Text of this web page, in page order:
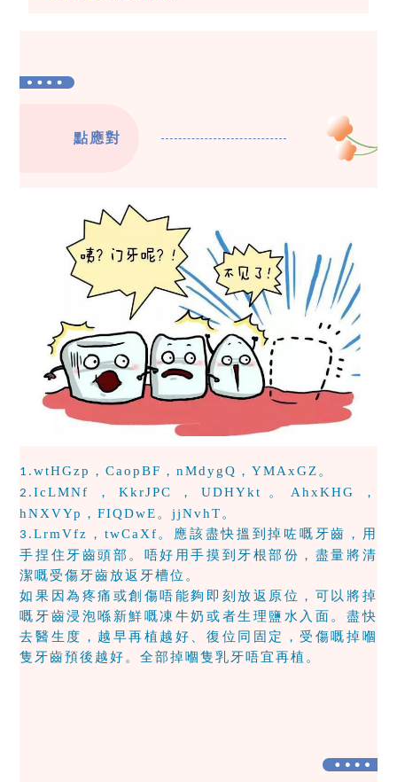
點應對
1.wtHGzp，CaopBF，nMdygQ，YMAxGZ。
2.IcLMNf，KkrJPC，UDHYkt。AhxKHG，
hNXVYp，FIQDwE。jjNvhT。
3.LrmVfz，twCaXf。應該盡快搵到掉咗嘅牙齒，用
手捏住牙齒頭部。唔好用手摸到牙根部份，盡量將清
潔嘅受傷牙齒放返牙槽位。
如果因為疼痛或創傷唔能夠即刻放返原位，可以將掉
嘅牙齒浸泡喺新鮮嘅凍牛奶或者生理鹽水入面。盡快
去醫生度，越早再植越好、復位同固定，受傷嘅掉嗰
隻牙齒預後越好。全部掉嗰隻乳牙唔宜再植。